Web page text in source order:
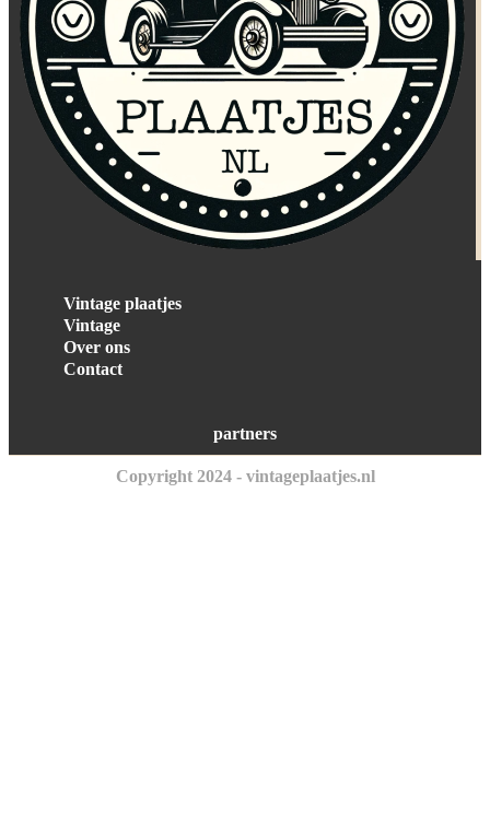
Vintage plaatjes
Vintage
Over ons
Contact
partners
Copyright 2024 - vintageplaatjes.nl